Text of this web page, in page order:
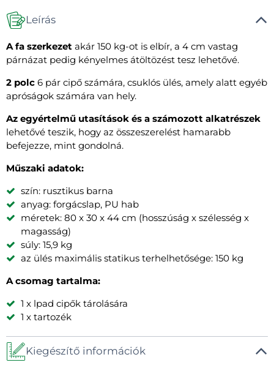
Leírás
A fa szerkezet akár 150 kg-ot is elbír, a 4 cm vastag
párnázat pedig kényelmes átöltözést tesz lehetővé.
2 polc 6 pár cipő számára, csuklós ülés, amely alatt egyéb
apróságok számára van hely.
Az egyértelmű utasítások és a számozott alkatrészek
lehetővé teszik, hogy az összeszerelést hamarabb
befejezze, mint gondolná.
Műszaki adatok:
szín: rusztikus barna
anyag: forgácslap, PU hab
méretek: 80 x 30 x 44 cm (hosszúság x szélesség x
magasság)
súly: 15,9 kg
az ülés maximális statikus terhelhetősége: 150 kg
A csomag tartalma:
1 x lpad cipők tárolására
1 x tartozék
Kiegészítő információk